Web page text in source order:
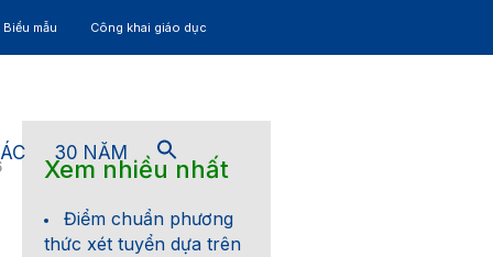
mẫu Công khai giáo dục
30 NĂM
Xem nhiều nhất
Điểm chuẩn phương
thức xét tuyển dựa trên